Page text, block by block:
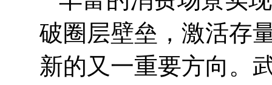
破圈层壁垒，激活存
新的又一重要方向。